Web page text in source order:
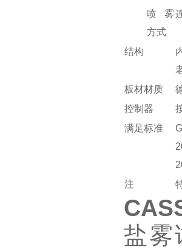
喷雾
方式
结构
板材材质
控制器
满足标准
注
盐雾